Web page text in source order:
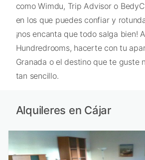
como Wimdu, Trip Advisor o
en los que puedes confiar y
¡nos encanta que todo salga bien!
Hundredrooms, hacerte con tu
Granada o el destino que te guste
tan sencillo.
Alquileres en Cájar